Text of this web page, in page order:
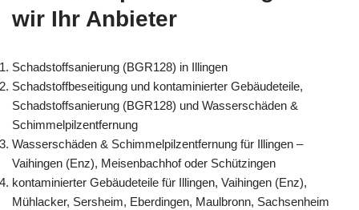
wir Ihr Anbieter
Schadstoffsanierung (BGR128) in Illingen
Schadstoffbeseitigung und kontaminierter Gebäudeteile,
Schadstoffsanierung (BGR128) und Wasserschäden &
Schimmelpilzentfernung
Wasserschäden & Schimmelpilzentfernung für Illingen –
Vaihingen (Enz), Meisenbachhof oder Schützingen
kontaminierter Gebäudeteile für Illingen, Vaihingen (Enz),
Mühlacker, Sersheim, Eberdingen, Maulbronn, Sachsenheim